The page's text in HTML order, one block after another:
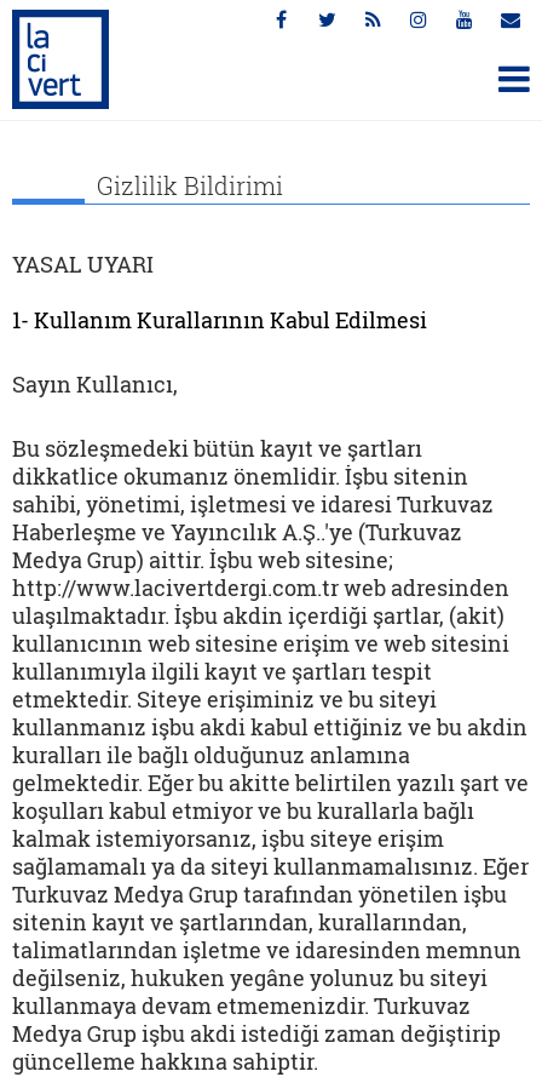
Gizlilik Bildirimi
YASAL UYARI
1- Kullanım Kurallarının Kabul Edilmesi
Sayın Kullanıcı,
Bu sözleşmedeki bütün kayıt ve şartları
dikkatlice okumanız önemlidir. İşbu sitenin
sahibi, yönetimi, işletmesi ve idaresi Turkuvaz
Haberleşme ve Yayıncılık A.Ş..'ye (Turkuvaz
Medya Grup) aittir. İşbu web sitesine;
http://www.lacivertdergi.com.tr web adresinden
ulaşılmaktadır. İşbu akdin içerdiği şartlar, (akit)
kullanıcının web sitesine erişim ve web sitesini
kullanımıyla ilgili kayıt ve şartları tespit
etmektedir. Siteye erişiminiz ve bu siteyi
kullanmanız işbu akdi kabul ettiğiniz ve bu akdin
kuralları ile bağlı olduğunuz anlamına
gelmektedir. Eğer bu akitte belirtilen yazılı şart ve
koşulları kabul etmiyor ve bu kurallarla bağlı
kalmak istemiyorsanız, işbu siteye erişim
sağlamamalı ya da siteyi kullanmamalısınız. Eğer
Turkuvaz Medya Grup tarafından yönetilen işbu
sitenin kayıt ve şartlarından, kurallarından,
talimatlarından işletme ve idaresinden memnun
değilseniz, hukuken yegâne yolunuz bu siteyi
kullanmaya devam etmemenizdir. Turkuvaz
Medya Grup işbu akdi istediği zaman değiştirip
güncelleme hakkına sahiptir.